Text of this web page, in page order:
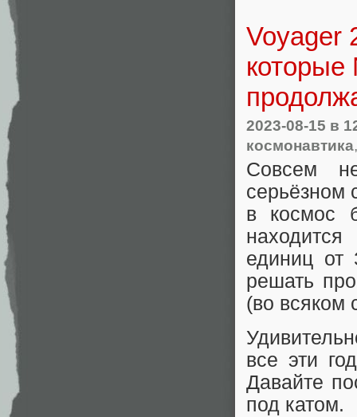
Voyager
которые
2023-08-15 в
космонавтика
Совсем
серьёзном
в космос
единиц от
решать
(во всяком
все эти
Давайте
под катом.